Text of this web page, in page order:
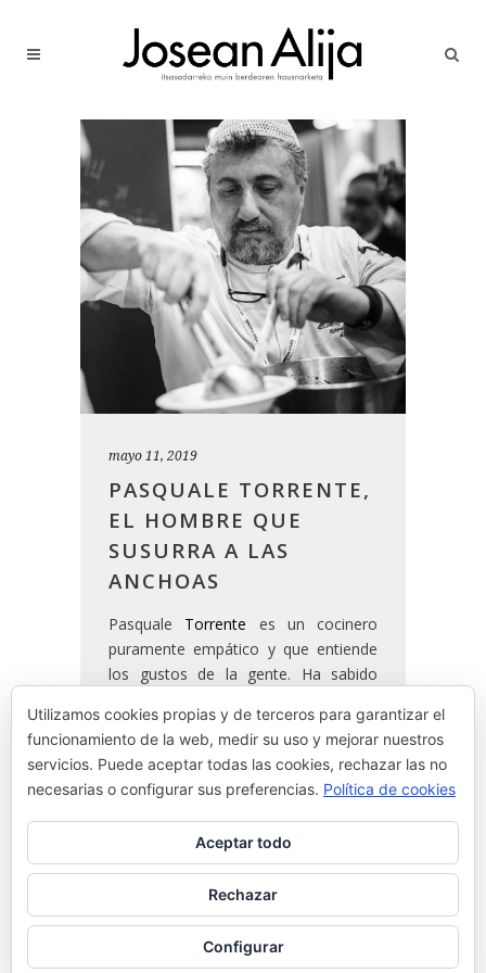
mayo 11, 2019
PASQUALE TORRENTE,
EL HOMBRE QUE
SUSURRA A LAS
ANCHOAS
Pasquale Torrente es un cocinero
puramente empático y que entiende
los gustos de la gente. Ha sabido
pueblo un gran negocio apoyándose
solo en lo que conoce: la cultura del
mar.
READ MORE
Utilizamos cookies propias y de terceros para garantizar el
funcionamiento de la web, medir su uso y mejorar nuestros
servicios. Puede aceptar todas las cookies, rechazar las no
necesarias o configurar sus preferencias. Política de cookies
Aceptar todo
Rechazar
Configurar